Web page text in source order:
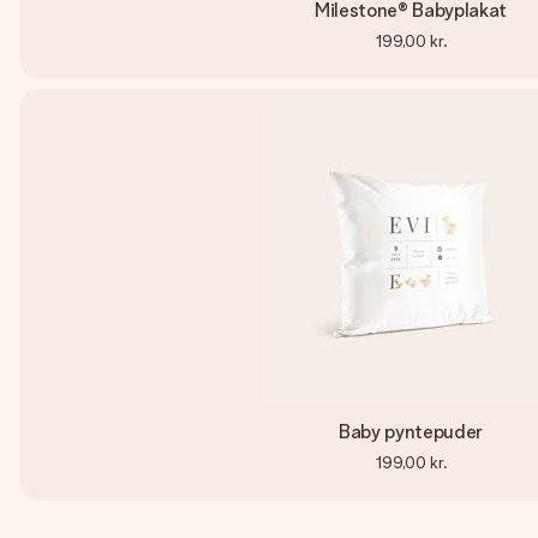
Milestone® Babyplakat
199,00 kr.
Baby pyntepuder
199,00 kr.